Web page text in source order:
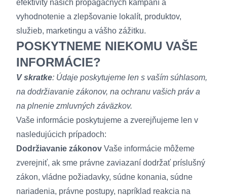
efektivity našich propagačných kampaní a
vyhodnotenie a zlepšovanie lokalít, produktov,
služieb, marketingu a vášho zážitku.
POSKYTNEME NIEKOMU VAŠE
INFORMÁCIE?
V skratke: Údaje poskytujeme len s vaším súhlasom,
na dodržiavanie zákonov, na ochranu vašich práv a
na plnenie zmluvných záväzkov.
Vaše informácie poskytujeme a zverejňujeme len v
nasledujúcich prípadoch:
Dodržiavanie zákonov Vaše informácie môžeme
zverejniť, ak sme právne zaviazaní dodržať príslušný
zákon, vládne požiadavky, súdne konania, súdne
nariadenia, právne postupy, napríklad reakcia na